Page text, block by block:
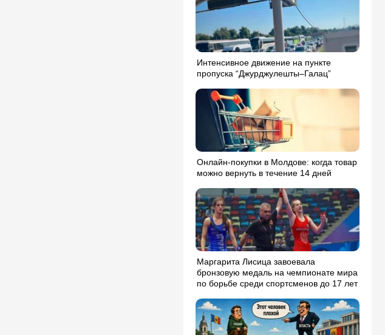
Интенсивное движение на пункте
пропуска “Джурджулешты–Галац”
Онлайн-покупки в Молдове: когда товар
можно вернуть в течение 14 дней
Маргарита Лисица завоевала
бронзовую медаль на чемпионате мира
по борьбе среди спортсменов до 17 лет